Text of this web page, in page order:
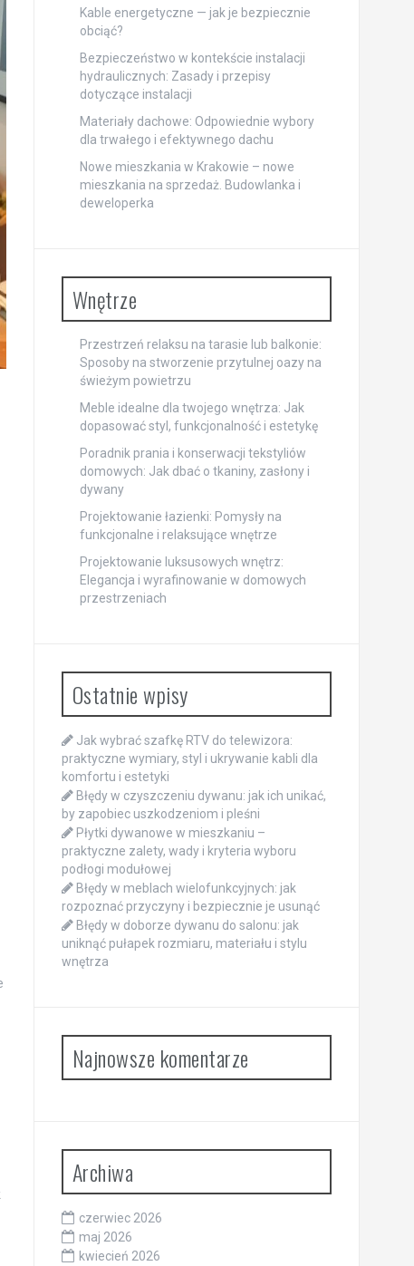
Kable energetyczne — jak je bezpiecznie
obciąć?
Bezpieczeństwo w kontekście instalacji
hydraulicznych: Zasady i przepisy
dotyczące instalacji
Materiały dachowe: Odpowiednie wybory
dla trwałego i efektywnego dachu
Nowe mieszkania w Krakowie – nowe
mieszkania na sprzedaż. Budowlanka i
deweloperka
Wnętrze
Przestrzeń relaksu na tarasie lub balkonie:
Sposoby na stworzenie przytulnej oazy na
świeżym powietrzu
Meble idealne dla twojego wnętrza: Jak
dopasować styl, funkcjonalność i estetykę
Poradnik prania i konserwacji tekstyliów
domowych: Jak dbać o tkaniny, zasłony i
dywany
Projektowanie łazienki: Pomysły na
funkcjonalne i relaksujące wnętrze
Projektowanie luksusowych wnętrz:
Elegancja i wyrafinowanie w domowych
przestrzeniach
Ostatnie wpisy
Jak wybrać szafkę RTV do telewizora:
praktyczne wymiary, styl i ukrywanie kabli dla
komfortu i estetyki
Błędy w czyszczeniu dywanu: jak ich unikać,
by zapobiec uszkodzeniom i pleśni
Płytki dywanowe w mieszkaniu –
praktyczne zalety, wady i kryteria wyboru
podłogi modułowej
Błędy w meblach wielofunkcyjnych: jak
rozpoznać przyczyny i bezpiecznie je usunąć
Błędy w doborze dywanu do salonu: jak
uniknąć pułapek rozmiaru, materiału i stylu
wnętrza
Najnowsze komentarze
Archiwa
czerwiec 2026
maj 2026
kwiecień 2026